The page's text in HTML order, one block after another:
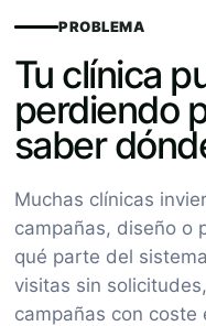
PROBLEMA
Tu clínica
perdiendo
saber
Muchas clínicas
campañas, diseño o
qué parte del
visitas sin
campañas con coste